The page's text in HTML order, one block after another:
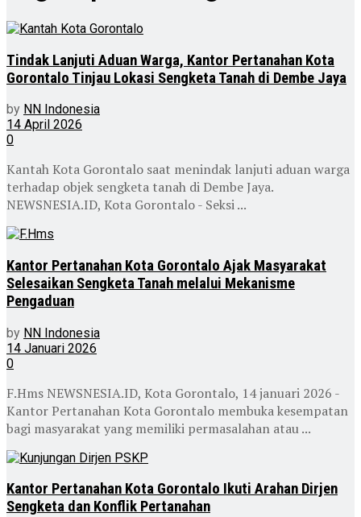
Tindak Lanjuti Aduan Warga, Kantor Pertanahan Kota
Gorontalo Tinjau Lokasi Sengketa Tanah di Dembe Jaya
by NN Indonesia
14 April 2026
0
Kantah Kota Gorontalo saat menindak lanjuti aduan warga
terhadap objek sengketa tanah di Dembe Jaya.
NEWSNESIA.ID, Kota Gorontalo - Seksi ...
Kantor Pertanahan Kota Gorontalo Ajak Masyarakat
Selesaikan Sengketa Tanah melalui Mekanisme
Pengaduan
by NN Indonesia
14 Januari 2026
0
F.Hms NEWSNESIA.ID, Kota Gorontalo, 14 januari 2026 -
Kantor Pertanahan Kota Gorontalo membuka kesempatan
bagi masyarakat yang memiliki permasalahan atau ...
Kantor Pertanahan Kota Gorontalo Ikuti Arahan Dirjen
Sengketa dan Konflik Pertanahan